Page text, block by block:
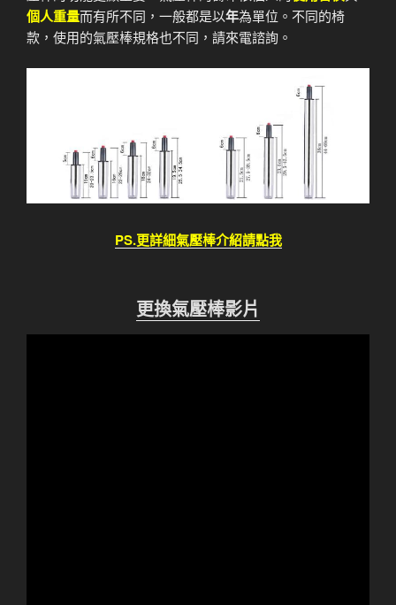
個人重量而有所不同，一般都是以年為單位。不同的椅
款，使用的氣壓棒規格也不同，請來電諮詢。
PS.更詳細氣壓棒介紹請點我
更換氣壓棒影片